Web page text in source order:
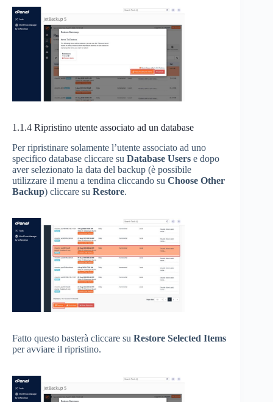
1.1.4 Ripristino utente associato ad un database
Per ripristinare solamente l’utente associato ad uno
specifico database cliccare su Database Users e dopo
aver selezionato la data del backup (è possibile
utilizzare il menu a tendina cliccando su Choose Other
Backup) cliccare su Restore.
Fatto questo basterà cliccare su Restore Selected Items
per avviare il ripristino.